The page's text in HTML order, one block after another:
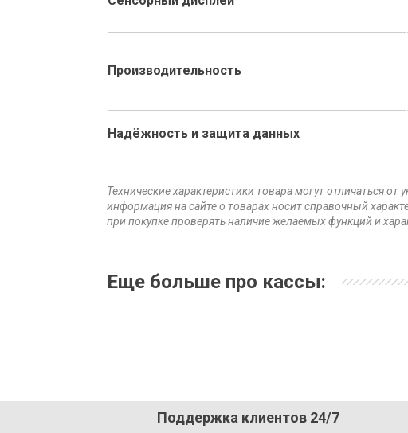
Производительность
Надёжность и защита данных
Технические характеристики товара могут отличаться
информация на сайте о товарах носит справочный
при покупке проверять наличие желаемых функций и
Еще больше про кассы:
Поддержка клиентов 24/7